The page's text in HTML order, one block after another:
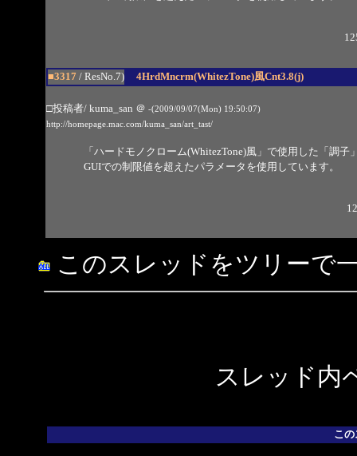
■3317 / ResNo.7) 4HrdMncrm(WhitezTone)風Cnt3.8(j)
□投稿者/ kuma_san ＠ -(2009/09/07(Mon) 19:50:07)
http://homepage.mac.com/kuma_san/art_tast/
「ハードモノクローム(WhitezTone)風」で使用した「調子
GUIでの制限値を超えたパラメータを使用しています。
このスレッドをツリーで
スレッド内
こ